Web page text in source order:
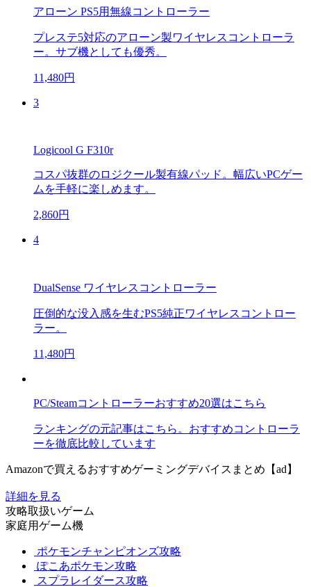
アローン PS5用無線コントローラー
プレステ5対応のアローン製ワイヤレスコントローラ
ー。サブ機としても優秀。
11,480円
3
Logicool G F310r
コスパ抜群のロジクール製有線パッド。幅広いPCゲー
ムを手軽に楽しめます。
2,860円
4
DualSense ワイヤレスコントローラー
圧倒的な没入感を生むPS5純正ワイヤレスコントロー
ラー。
11,480円
PC/Steamコントローラーおすすめ20選はこちら
ランキングの元記事はこちら。おすすめコントローラ
ーを徹底比較しています
Amazonで買えるおすすめゲーミングデバイスまとめ【ad】
詳細を見る
攻略取扱いゲーム
家庭用ゲーム機
ポケモンチャンピオンズ攻略
ぽこあポケモン攻略
スプラレイダース攻略